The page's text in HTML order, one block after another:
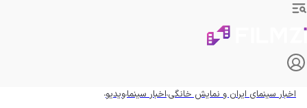
اخبار سینمای ایران و نمایش خانگیاخبار سینماویدیو